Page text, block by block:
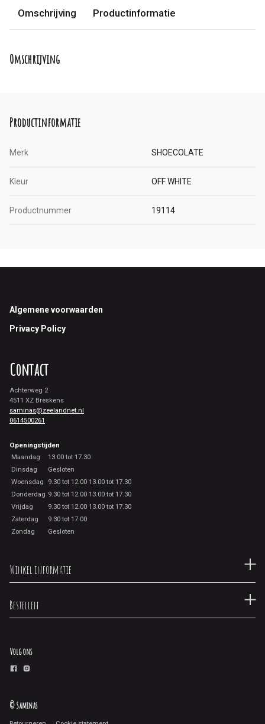
Omschrijving Productinformatie
Omschrijving
Productinformatie
Merk SHOECOLATE
Kleur OFF WHITE
Productnummer 19114
Footer
Algemene voorwaarden
Privacy Policy
Contact
Achterweg 2
4511 XZ Breskens
saminas@zeelandnet.nl
0614500261
Openingstijden
Maandag
13.00 tot 17.30
Dinsdag
Gesloten
Woensdag
9.30 tot 12.00 13.00 tot 17.30
Donderdag 9.30 tot 12.00 13.00 tot 17.30
Vrijdag
9.30 tot 12.00 13.00 tot 17.30
Zaterdag
9.30 tot 17.00
Zondag
Gesloten
Winkel informatie
Bestellen
Volg ons
© Saminas